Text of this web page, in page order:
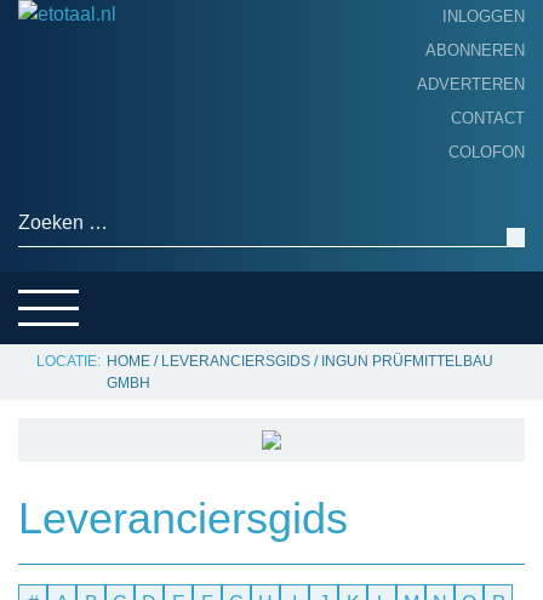
INLOGGEN
ABONNEREN
ADVERTEREN
CONTACT
COLOFON
Zoeken naar:
SERVICE
HOME / LEVERANCIERSGIDS / INGUN PRÜFMITTELBAU
GMBH
Leveranciersgids